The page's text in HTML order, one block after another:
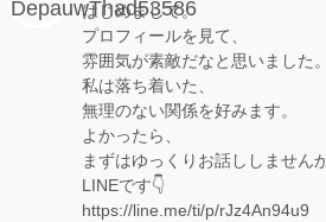
はじめまして。
プロフィールを見て、
雰囲気が素敵だなと思いました。
私は落ち着いた、
無理のない関係を好みます。
よかったら、
まずはゆっくりお話ししません
LINEです👇
https://line.me/ti/p/rJz4An94u9